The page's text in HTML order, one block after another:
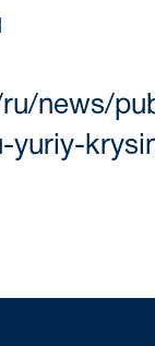
news/
yuriy-